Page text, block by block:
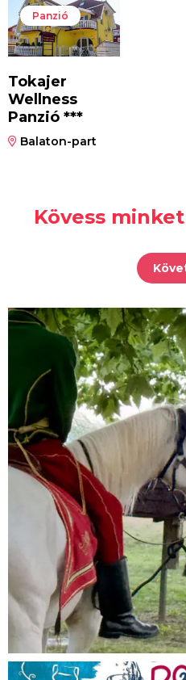
Panzió
Tokajer
Wellness
Panzió ***
Balaton-part
Kövess